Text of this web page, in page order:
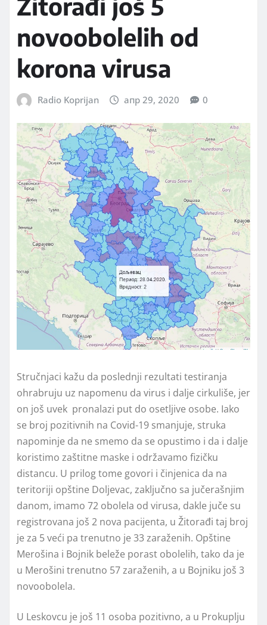
Žitorađi još 5
novoobolelih od
korona virusa
Radio Koprijan апр 29, 2020 0
Stručnjaci kažu da poslednji rezultati testiranja
ohrabruju uz napomenu da virus i dalje cirkuliše, jer
on još uvek pronalazi put do osetljive osobe. Iako
se broj pozitivnih na Covid-19 smanjuje, struka
napominje da ne smemo da se opustimo i da i dalje
koristimo zaštitne maske i održavamo fizičku
distancu. U prilog tome govori i činjenica da na
teritoriji opštine Doljevac, zaključno sa jučerašnjim
danom, imamo 72 obolela od virusa, dakle juče su
registrovana još 2 nova pacijenta, u Žitorađi taj broj
je za 5 veći pa trenutno je 33 zaraženih. Opštine
Merošina i Bojnik beleže porast obolelih, tako da je
u Merošini trenutno 57 zaraženih, a u Bojniku još 3
novoobolela.
U Leskovcu je još 11 osoba pozitivno, a u Prokuplju